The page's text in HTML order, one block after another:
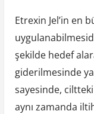
Etrexin Jel’in en
şekilde hedef
giderilmesinde
sayesinde,
aynı zamanda